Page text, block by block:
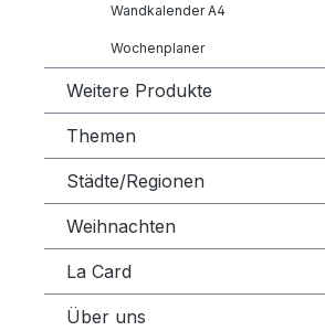
Wandkalender A4
Wochenplaner
Weitere Produkte
Themen
Städte/Regionen
Weihnachten
La Card
Über uns